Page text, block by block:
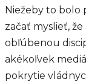
Niežeby to bolo
začať myslieť,
obľúbenou
akékoľvek
pokrytie